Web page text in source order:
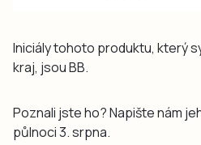
Iniciály tohoto produktu, který
kraj, jsou BB.
Poznali jste ho? Napište nám
půlnoci 3. srpna.